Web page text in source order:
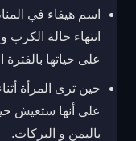
اسم هيفاء في
انتهاء حالة الكرب
على حياتها بالفترة
حين ترى المرأة
على أنها ستعيش
باليمن و البركات.